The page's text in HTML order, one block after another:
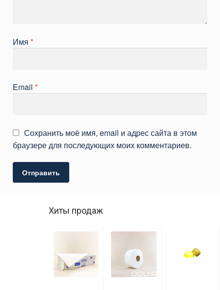
Имя *
Email *
Сохранить моё имя, email и адрес сайта в этом
браузере для последующих моих комментариев.
Хиты продаж